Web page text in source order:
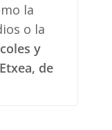
la
o la
y
de